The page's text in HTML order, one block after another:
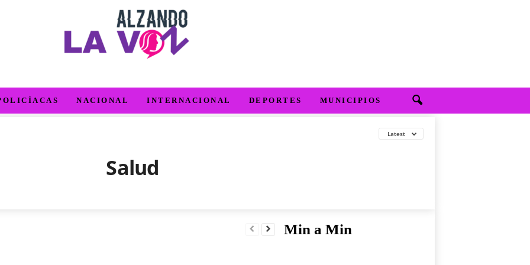
NACIONAL INTERNACIONAL DEPORTES MUNICIPIOS
Latest
Salud
Min a Min